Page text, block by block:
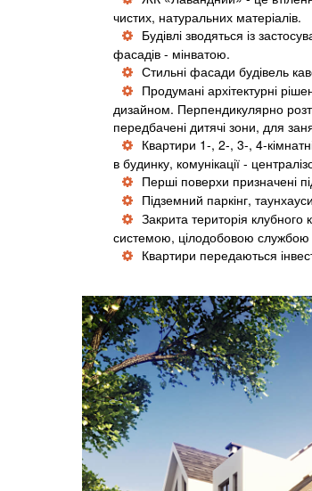
чистих, натуральних матеріалів.
Будівлі зводяться із
фасадів - мінватою.
Стильні фасади будівель
Продумані архітектурні
дизайном. Перпендикулярно
передбачені дитячі зони, для
Квартири 1-, 2-, 3-, 4-
в будинку, комунікації -
Перші поверхи призначені
Підземний паркінг,
Закрита територія
системою, цілодобовою
Квартири передаються